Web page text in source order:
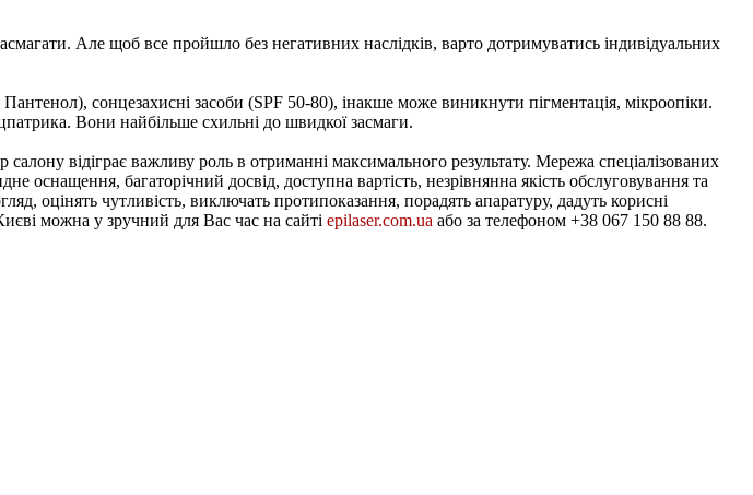
Але щоб все пройшло без негативних наслідків, варто дотримуватись індивідуальних
сонцезахисні засоби (SPF 50-80), інакше може виникнути пігментація, мікроопіки.
Вони найбільше схильні до швидкої засмаги.
відіграє важливу роль в отриманні максимального результату. Мережа спеціалізованих
оснащення, багаторічний досвід, доступна вартість, незрівнянна якість обслуговування та
оцінять чутливість, виключать протипоказання, порадять апаратуру, дадуть корисні
можна у зручний для Вас час на сайті epilaser.com.ua або за телефоном +38 067 150 88 88.